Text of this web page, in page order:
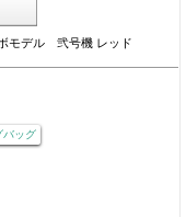
モデル 弐号機 レッド
バッグ